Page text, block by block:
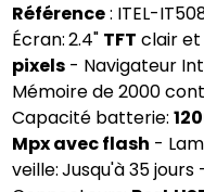
Référence: ITEL-
Écran:2.4" TFT clair et
pixels - Navigateur
Mémoire de 2000
Capacité batterie:
Mpx avec flash -
veille:Jusqu'à 35 jours